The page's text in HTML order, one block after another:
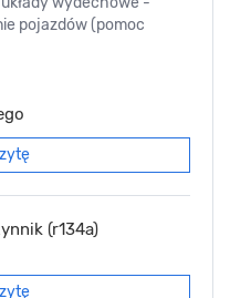
pojazdów (pomoc
(r134a)